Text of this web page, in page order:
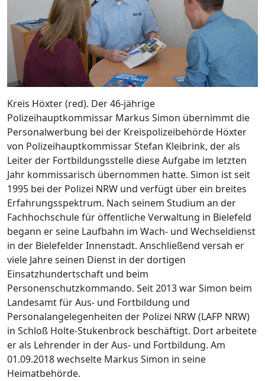
Kreis Höxter (red). Der 46-jährige
Polizeihauptkommissar Markus Simon übernimmt die
Personalwerbung bei der Kreispolizeibehörde Höxter
von Polizeihauptkommissar Stefan Kleibrink, der als
Leiter der Fortbildungsstelle diese Aufgabe im letzten
Jahr kommissarisch übernommen hatte. Simon ist seit
1995 bei der Polizei NRW und verfügt über ein breites
Erfahrungsspektrum. Nach seinem Studium an der
Fachhochschule für öffentliche Verwaltung in Bielefeld
begann er seine Laufbahn im Wach- und Wechseldienst
in der Bielefelder Innenstadt. Anschließend versah er
viele Jahre seinen Dienst in der dortigen
Einsatzhundertschaft und beim
Personenschutzkommando. Seit 2013 war Simon beim
Landesamt für Aus- und Fortbildung und
Personalangelegenheiten der Polizei NRW (LAFP NRW)
in Schloß Holte-Stukenbrock beschäftigt. Dort arbeitete
er als Lehrender in der Aus- und Fortbildung. Am
01.09.2018 wechselte Markus Simon in seine
Heimatbehörde.